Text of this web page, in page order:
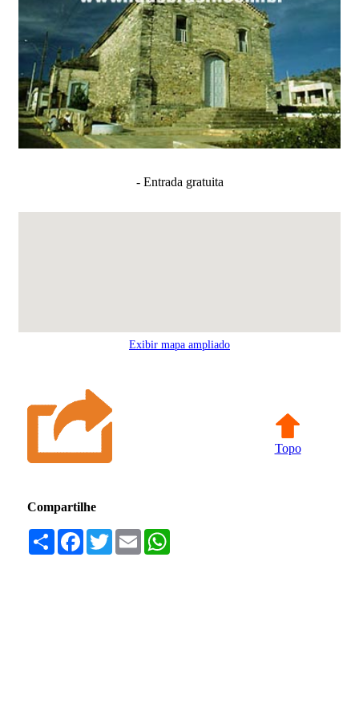
- Entrada gratuita
Exibir mapa ampliado
Topo
Compartilhe
Compartilhar
Facebook
TwitterEmail